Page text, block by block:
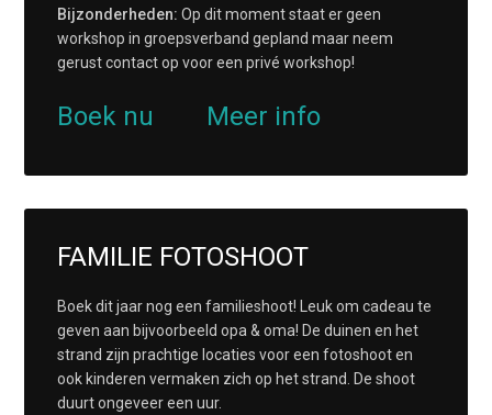
Bijzonderheden: Op dit moment staat er geen
workshop in groepsverband gepland maar neem
gerust contact op voor een privé workshop!
Boek nu Meer info
FAMILIE FOTOSHOOT
Boek dit jaar nog een familieshoot! Leuk om cadeau te
geven aan bijvoorbeeld opa & oma! De duinen en het
strand zijn prachtige locaties voor een fotoshoot en
ook kinderen vermaken zich op het strand. De shoot
duurt ongeveer een uur.